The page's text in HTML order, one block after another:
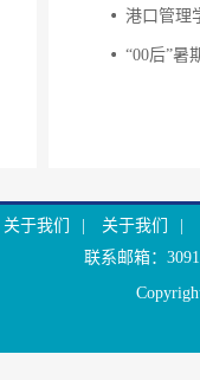
港口管理
“00后”暑
关于我们 关于我们
联系邮箱：